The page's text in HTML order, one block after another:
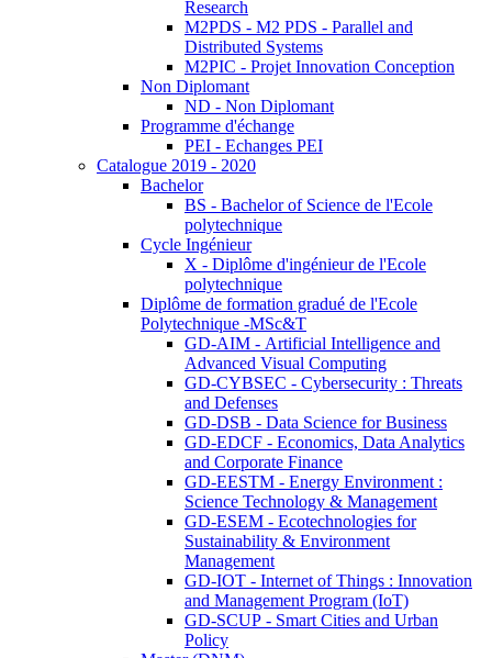
Research
M2PDS - M2 PDS - Parallel and
Distributed Systems
M2PIC - Projet Innovation Conception
Non Diplomant
ND - Non Diplomant
Programme d'échange
PEI - Echanges PEI
Catalogue 2019 - 2020
Bachelor
BS - Bachelor of Science de l'Ecole
polytechnique
Cycle Ingénieur
X - Diplôme d'ingénieur de l'Ecole
polytechnique
Diplôme de formation gradué de l'Ecole
Polytechnique -MSc&T
GD-AIM - Artificial Intelligence and
Advanced Visual Computing
GD-CYBSEC - Cybersecurity : Threats
and Defenses
GD-DSB - Data Science for Business
GD-EDCF - Economics, Data Analytics
and Corporate Finance
GD-EESTM - Energy Environment :
Science Technology & Management
GD-ESEM - Ecotechnologies for
Sustainability & Environment
Management
GD-IOT - Internet of Things : Innovation
and Management Program (IoT)
GD-SCUP - Smart Cities and Urban
Policy